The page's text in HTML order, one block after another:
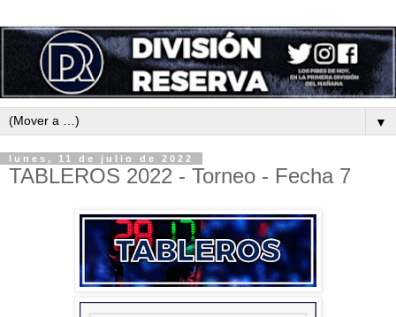
▼
lunes, 11 de julio de 2022
TABLEROS 2022 - Torneo - Fecha 7